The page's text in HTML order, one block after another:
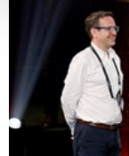
Erfahren Sie
verarbeitet
Abschnitt
Wir verwenden
personalisieren,
zu können und